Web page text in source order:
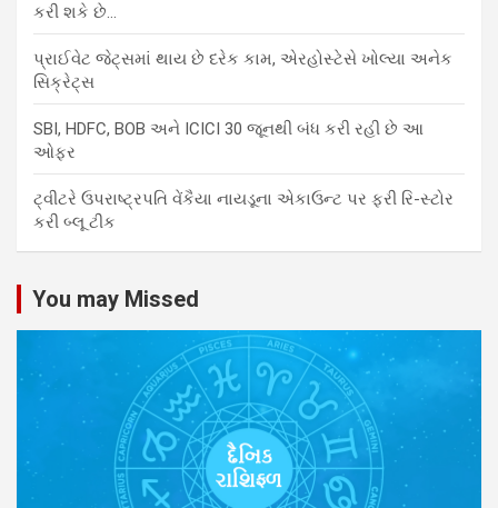
કરી શકે છે…
પ્રાઈવેટ જેટ્સમાં થાય છે દરેક કામ, એરહોસ્ટેસે ખોલ્યા અનેક
સિક્રેટ્સ
SBI, HDFC, BOB અને ICICI 30 જૂનથી બંધ કરી રહી છે આ
ઓફર
ટ્વીટરે ઉપરાષ્ટ્રપતિ વેંકૈયા નાયડૂના એકાઉન્ટ પર ફરી રિ-સ્ટોર
કરી બ્લૂ ટીક
You may Missed